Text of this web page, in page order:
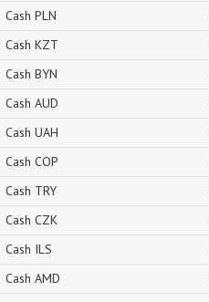
Cash PLN
Cash KZT
Cash BYN
Cash AUD
Cash UAH
Cash COP
Cash TRY
Cash CZK
Cash ILS
Cash AMD